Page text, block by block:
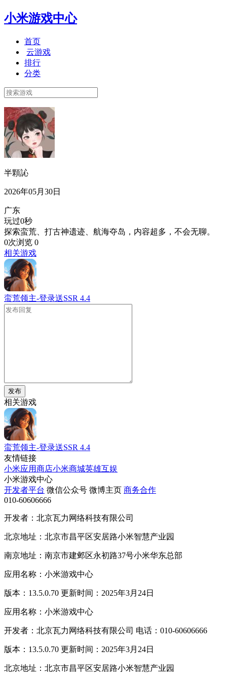
小米游戏中心
首页
云游戏
排行
分类
半顆訫
2026年05月30日
广东
玩过0秒
探索蛮荒、打古神遗迹、航海夺岛，内容超多，不会无聊。
0次浏览 0
相关游戏
蛮荒领主-登录送SSR 4.4
发布
相关游戏
蛮荒领主-登录送SSR 4.4
友情链接
小米应用商店小米商城英雄互娱
小米游戏中心
开发者平台 微信公众号 微博主页 商务合作
010-60606666
开发者：北京瓦力网络科技有限公司
北京地址：北京市昌平区安居路小米智慧产业园
南京地址：南京市建邺区永初路37号小米华东总部
应用名称：小米游戏中心
版本：13.5.0.70 更新时间：2025年3月24日
应用名称：小米游戏中心
开发者：北京瓦力网络科技有限公司 电话：010-60606666
版本：13.5.0.70 更新时间：2025年3月24日
北京地址：北京市昌平区安居路小米智慧产业园